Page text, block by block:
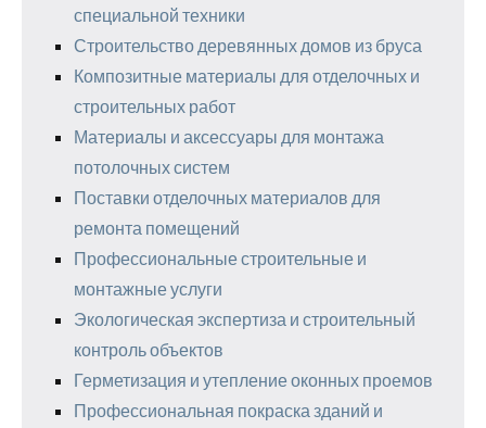
специальной техники
Строительство деревянных домов из бруса
Композитные материалы для отделочных и
строительных работ
Материалы и аксессуары для монтажа
потолочных систем
Поставки отделочных материалов для
ремонта помещений
Профессиональные строительные и
монтажные услуги
Экологическая экспертиза и строительный
контроль объектов
Герметизация и утепление оконных проемов
Профессиональная покраска зданий и